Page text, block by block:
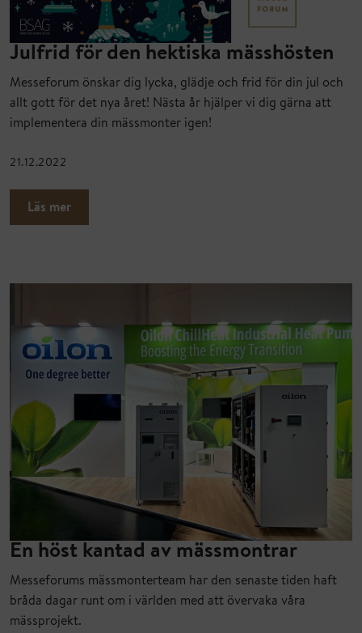
Julfrid för den hektiska mässhösten
Messeforum önskar dig lycka, glädje och frid för din jul och
allt gott för det nya året! Nästa år hjälper vi dig gärna att
implementera din mässmonter igen!
21.12.2022
Läs mer
En höst kantad av mässmontrar
Messeforums mässmonterteam har den senaste tiden haft
bråda dagar runt om i världen med att övervaka våra
mässprojekt.